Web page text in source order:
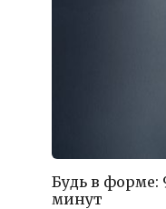
Будь в форме:
минут